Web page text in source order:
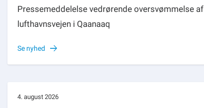
Pressemeddelelse vedrørende oversvømmelse af
lufthavnsvejen i Qaanaaq
Se nyhed
4. august 2026